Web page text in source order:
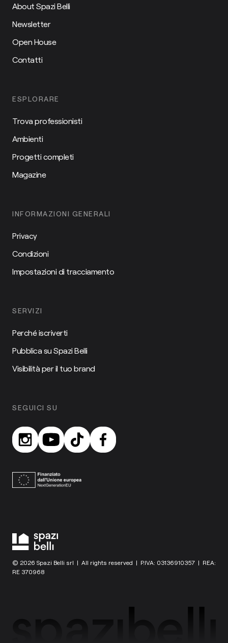
About Spazi Belli
Newsletter
Open House
Contatti
ESPLORARE
Trova professionisti
Ambienti
Progetti completi
Magazine
INFORMAZIONI GENERALI
Privacy
Condizioni
Impostazioni di tracciamento
SERVIZI
Perché iscriverti
Pubblica su Spazi Belli
Visibilità per il tuo brand
SEGUICI SU
© 2026 Spazi Belli srl | All rights reserved | P.IVA: 03136910357 | REA:
RE 370968